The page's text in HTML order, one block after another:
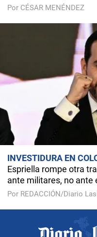
Por CÉSAR MENÉNDEZ
INVESTIDURA EN
Espriella rompe otra
ante militares, no ante
Por REDACCIÓN/Diario